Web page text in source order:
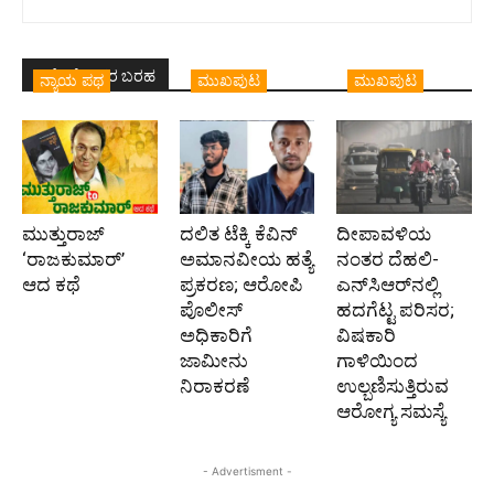
ಇದೇ ಲೇಖಕರ ಬರಹ
ನ್ಯಾಯ ಪಥ
ಮುತ್ತುರಾಜ್
‘ರಾಜಕುಮಾರ್‍’
ಆದ ಕಥೆ
ಮುಖಪುಟ
ದಲಿತ ಟೆಕ್ಕಿ ಕೆವಿನ್
ಅಮಾನವೀಯ ಹತ್ಯೆ
ಪ್ರಕರಣ; ಆರೋಪಿ
ಪೊಲೀಸ್‌
ಅಧಿಕಾರಿಗೆ
ಜಾಮೀನು
ನಿರಾಕರಣೆ
ಮುಖಪುಟ
ದೀಪಾವಳಿಯ
ನಂತರ ದೆಹಲಿ-
ಎನ್‌ಸಿಆರ್‌ನಲ್ಲಿ
ಹದಗೆಟ್ಟ ಪರಿಸರ;
ವಿಷಕಾರಿ
ಗಾಳಿಯಿಂದ
ಉಲ್ಬಣಿಸುತ್ತಿರುವ
ಆರೋಗ್ಯ ಸಮಸ್ಯೆ
- Advertisment -